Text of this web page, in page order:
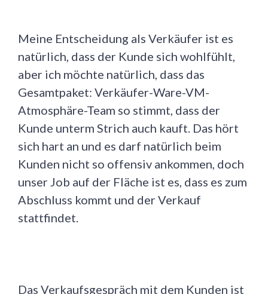
Meine Entscheidung als Verkäufer ist es
natürlich, dass der Kunde sich wohlfühlt,
aber ich möchte natürlich, dass das
Gesamtpaket: Verkäufer-Ware-VM-
Atmosphäre-Team so stimmt, dass der
Kunde unterm Strich auch kauft. Das hört
sich hart an und es darf natürlich beim
Kunden nicht so offensiv ankommen, doch
unser Job auf der Fläche ist es, dass es zum
Abschluss kommt und der Verkauf
stattfindet.
Das Verkaufsgespräch mit dem Kunden ist